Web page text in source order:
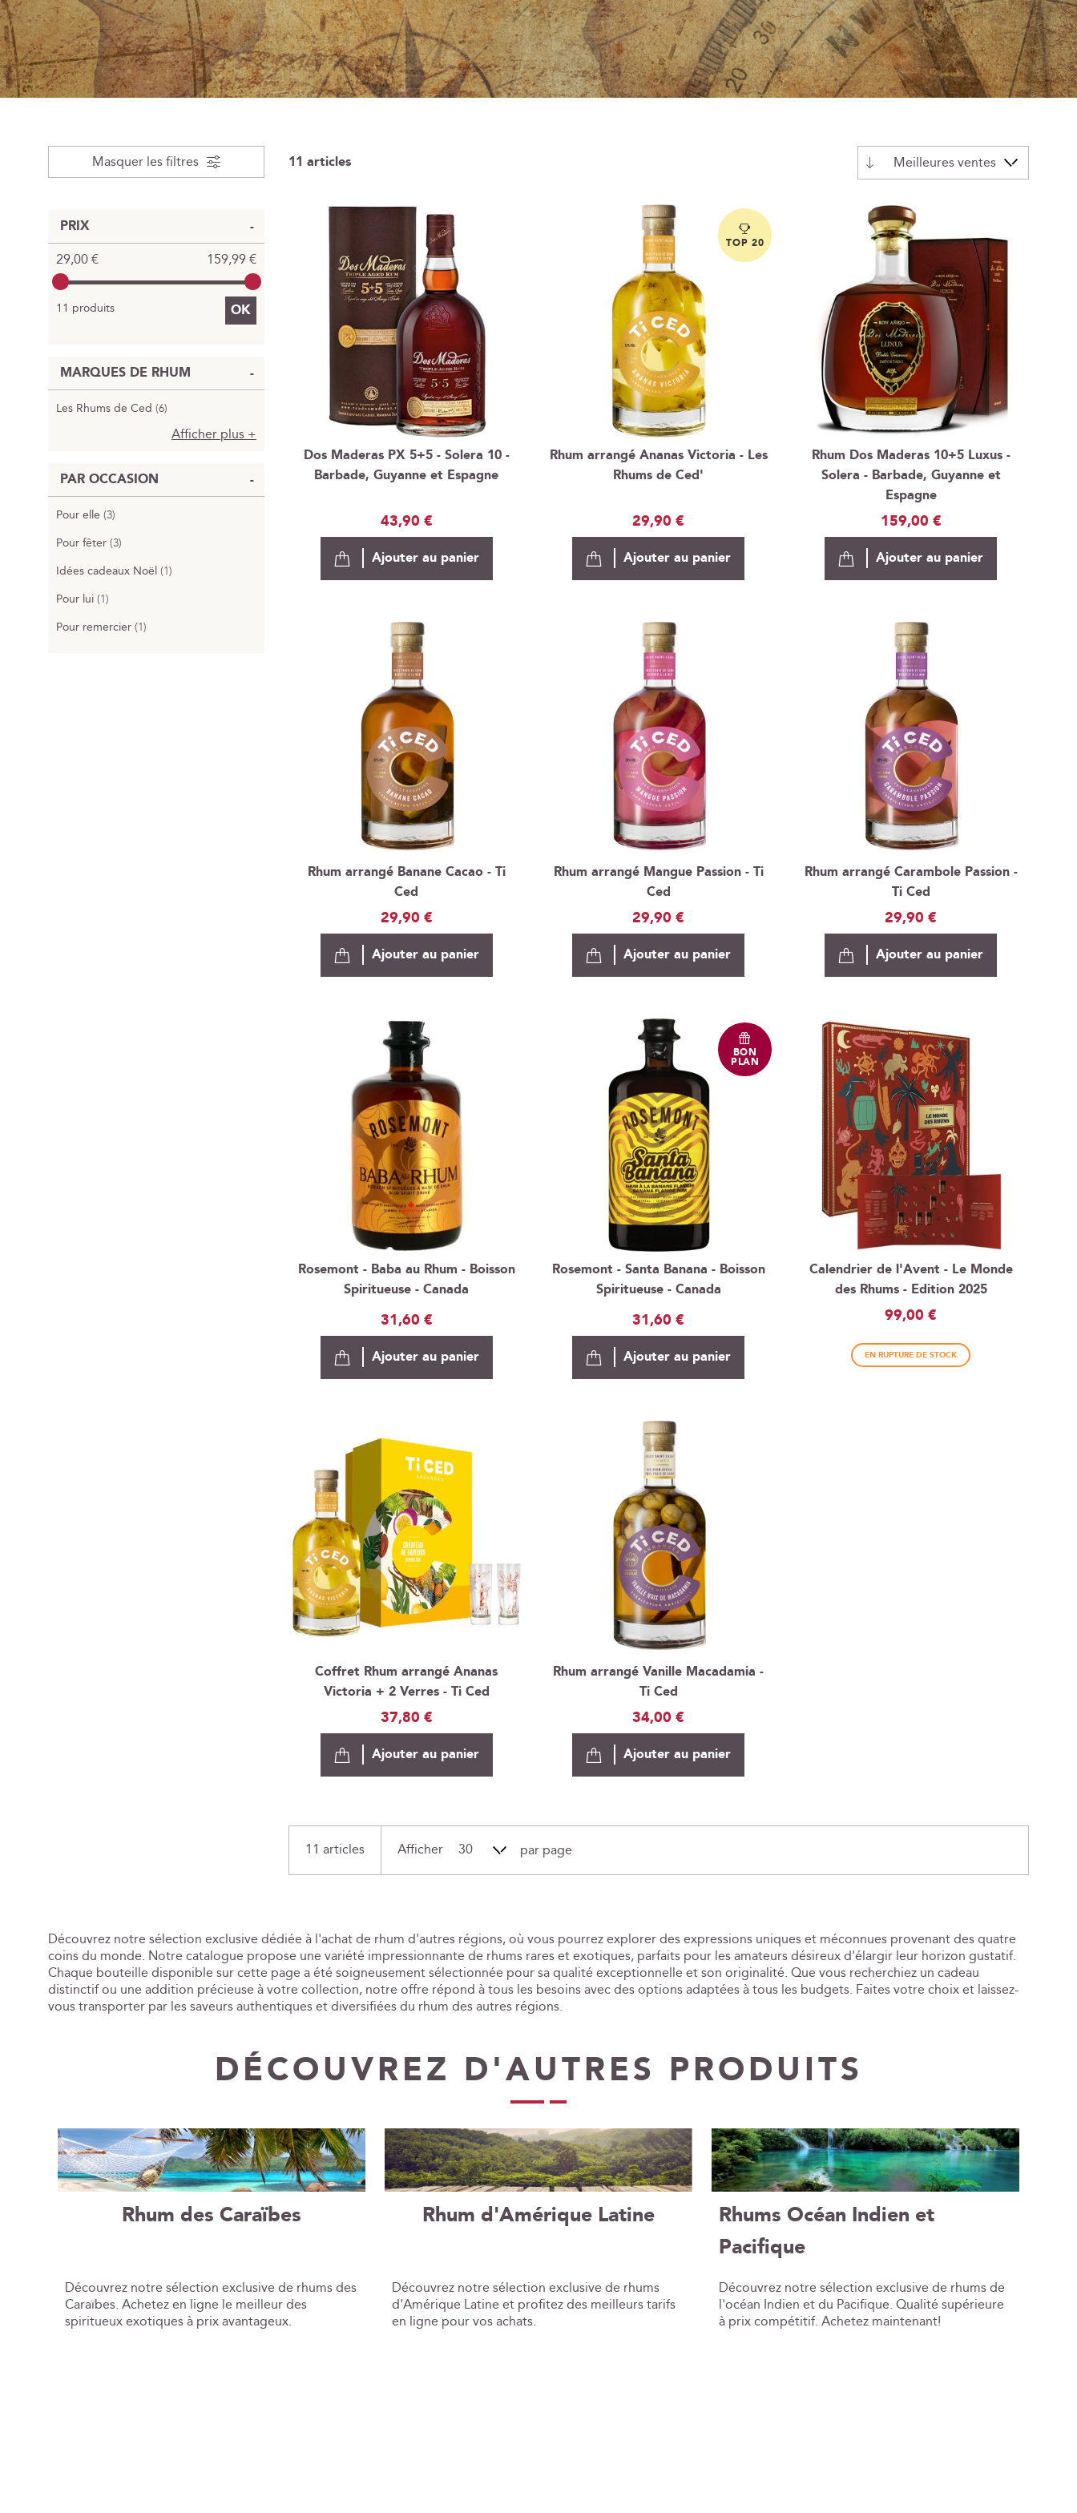
11 articles
Par
décroissant
Dos Maderas PX 5+5 - Solera 10 -
Barbade, Guyanne et Espagne
43,90 €
Ajouter au panier
Rhum arrangé Ananas Victoria - Les
Rhums de Ced'
29,90 €
TOP 20
Ajouter au panier
Rhum Dos Maderas 10+5 Luxus -
Solera - Barbade, Guyanne et
Espagne
159,00 €
Ajouter au panier
Rhum arrangé Banane Cacao - Ti
Ced
29,90 €
Ajouter au panier
Rhum arrangé Mangue Passion - Ti
Ced
29,90 €
Ajouter au panier
Rhum arrangé Carambole Passion -
Ti Ced
29,90 €
Ajouter au panier
Rosemont - Baba au Rhum - Boisson
Spiritueuse - Canada
31,60 €
Ajouter au panier
Rosemont - Santa Banana - Boisson
Spiritueuse - Canada
31,60 €
BON
PLAN
Ajouter au panier
Calendrier de l'Avent - Le Monde
des Rhums - Edition 2025
99,00 €
EN RUPTURE DE STOCK
Coffret Rhum arrangé Ananas
Victoria + 2 Verres - Ti Ced
37,80 €
Ajouter au panier
Rhum arrangé Vanille Macadamia -
Ti Ced
34,00 €
Ajouter au panier
11 articles Afficher par page
Masquer les filtres
PRIX
29,00 €
159,99 €
11 produits OK
MARQUES DE RHUM
Les Rhums de Ced 6
Afficher plus
PAR OCCASION
Pour elle 3
Pour fêter 3
Idées cadeaux Noël 1
Pour lui 1
Pour remercier 1
Découvrez notre sélection exclusive dédiée à l'achat de rhum d'autres régions, où vous pourrez explorer des expressions uniques et méconnues provenant des quatre
coins du monde. Notre catalogue propose une variété impressionnante de rhums rares et exotiques, parfaits pour les amateurs désireux d'élargir leur horizon gustatif.
Chaque bouteille disponible sur cette page a été soigneusement sélectionnée pour sa qualité exceptionnelle et son originalité. Que vous recherchiez un cadeau
distinctif ou une addition précieuse à votre collection, notre offre répond à tous les besoins avec des options adaptées à tous les budgets. Faites votre choix et laissez-
vous transporter par les saveurs authentiques et diversifiées du rhum des autres régions.
DÉCOUVREZ D'AUTRES PRODUITS
Rhum des Caraïbes
Découvrez notre sélection exclusive de rhums des
Caraïbes. Achetez en ligne le meilleur des
spiritueux exotiques à prix avantageux.
Rhum d'Amérique Latine
Découvrez notre sélection exclusive de rhums
d'Amérique Latine et profitez des meilleurs tarifs
en ligne pour vos achats.
Rhums Océan Indien et
Pacifique
Découvrez notre sélection exclusive de rhums de
l'océan Indien et du Pacifique. Qualité supérieure
à prix compétitif. Achetez maintenant!